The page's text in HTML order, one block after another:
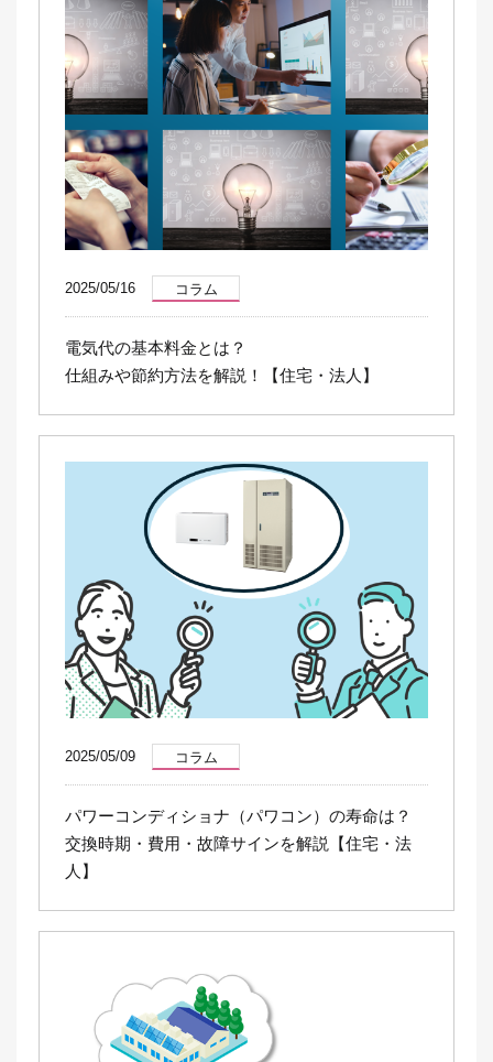
2025/05/16 コラム
電気代の基本料金とは？
仕組みや節約方法を解説！【住宅・法人】
2025/05/09 コラム
パワーコンディショナ（パワコン）の寿命は？
交換時期・費用・故障サインを解説【住宅・法
人】